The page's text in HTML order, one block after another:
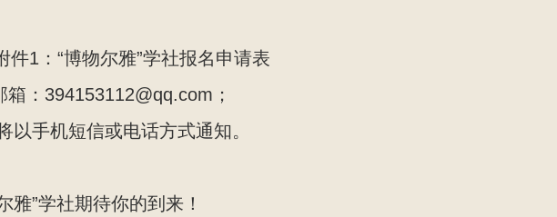
1：“博物尔雅”学社报名申请表
：394153112@qq.com；
手机短信或电话方式通知。
雅”学社期待你的到来！